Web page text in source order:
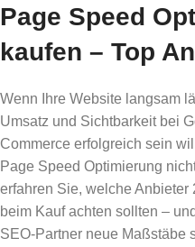
Page Speed
kaufen – Top
Wenn Ihre Website langsam
Umsatz und Sichtbarkeit bei
Commerce erfolgreich sein
Page Speed Optimierung
erfahren Sie, welche
beim Kauf achten sollten –
SEO-Partner neue Maßstäbe